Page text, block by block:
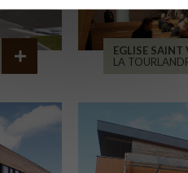
EGLISE SAINT
LA